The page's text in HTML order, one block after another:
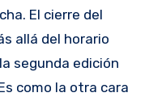
El cierre del
allá del horario
segunda edición
como la otra cara